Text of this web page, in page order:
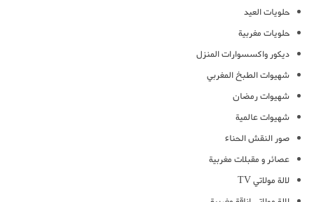
حلويات العيد
حلويات مغربية
ديكور واكسسوارات المنزل
شهيوات الطبخ المغربي
شهيوات رمضان
شهيوات عالمية
صور النقش الحناء
عصائر و مقبلات مغربية
لالة مولاتي TV